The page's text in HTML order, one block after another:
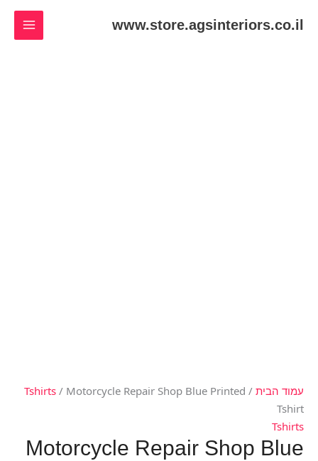
לתוכןwww.store.agsinteriors.co.il
עמוד הבית /
Tshirts / Motorcycle Repair Shop Blue Printed
Tshirt
Tshirts
Motorcycle Repair Shop Blue